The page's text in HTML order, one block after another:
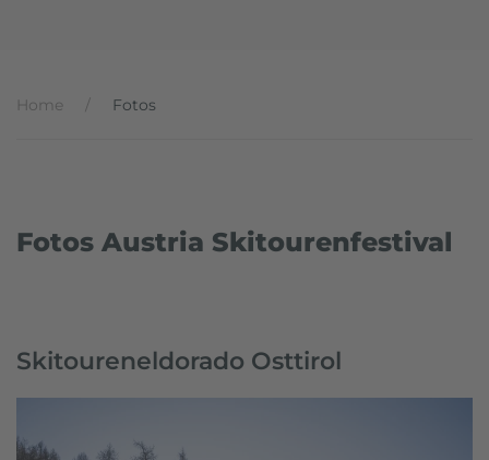
Home Fotos
Fotos Austria Skitourenfestival
Skitoureneldorado Osttirol